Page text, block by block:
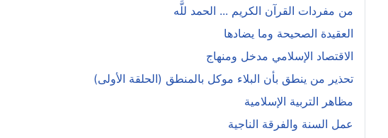
من مفردات القرآن الكريم ... الحمد للَّه
العقيدة الصحيحة وما يضادها
الاقتصاد الإسلامي مدخل ومنهاج
تحذير من ينطق بأن البلاء موكل بالمنطق (الحلقة الأولى)
مظاهر التربية الإسلامية
عمل السنة والفرقة الناجية